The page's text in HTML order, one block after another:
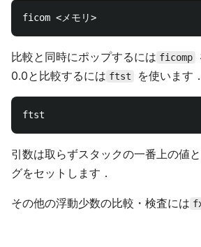
比較と同時にポップするには ficomp
0.0と比較するには ftst を使います．
引数は取らずスタックの一番上の値
グをセットします．
その他の浮動少数の比較・検査には